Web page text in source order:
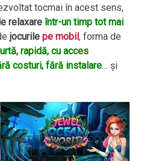
tocmai în acest sens,
relaxareîntr-un timp tot mai
jocurilepe mobil, forma de
rapidă, cu acces
costuri, fără instalare… şi